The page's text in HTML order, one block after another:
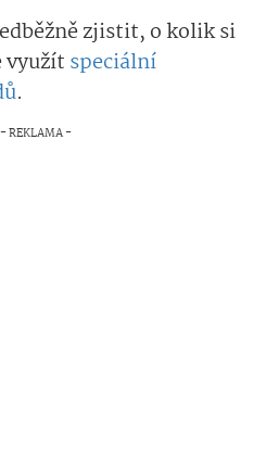
zjistit, o kolik si
využít speciální
.